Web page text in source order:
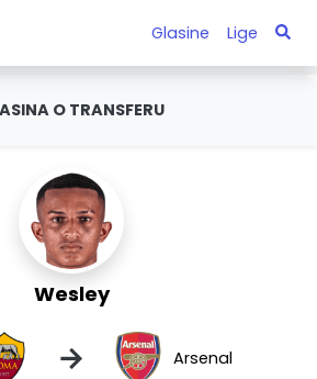
Glasine Lige
O TRANSFERU
Wesley
→ Arsenal